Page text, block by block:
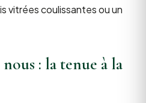
vitrées coulissantes ou un
: la tenue à la